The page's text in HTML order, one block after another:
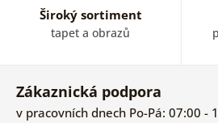
Široký sortiment
tapet a obrazů
Zákaznická podpora
v pracovních dnech Po-Pá: 07:00 -